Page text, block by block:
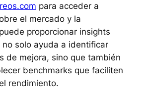
para acceder a
el mercado y la
proporcionar insights
no solo ayuda a identificar
de mejora, sino que también
benchmarks que faciliten
rendimiento.